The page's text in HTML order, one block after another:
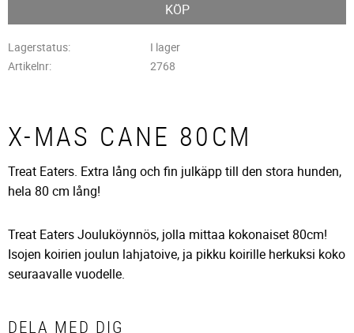
KÖP
Lagerstatus
I lager
Artikelnr
2768
X-MAS CANE 80CM
Treat Eaters. Extra lång och fin julkäpp till den stora hunden,
hela 80 cm lång!
Treat Eaters Jouluköynnös, jolla mittaa kokonaiset 80cm!
Isojen koirien joulun lahjatoive, ja pikku koirille herkuksi koko
seuraavalle vuodelle.
DELA MED DIG